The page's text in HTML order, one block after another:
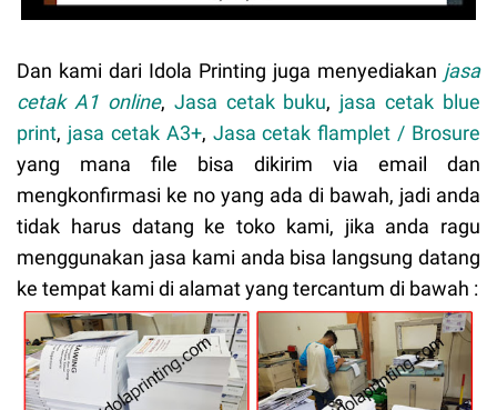
Dan kami dari Idola Printing juga menyediakan jasa
cetak A1 online, Jasa cetak buku, jasa cetak blue
print, jasa cetak A3+, Jasa cetak flamplet / Brosure
yang mana file bisa dikirim via email dan
mengkonfirmasi ke no yang ada di bawah, jadi anda
tidak harus datang ke toko kami, jika anda ragu
menggunakan jasa kami anda bisa langsung datang
ke tempat kami di alamat yang tercantum di bawah :